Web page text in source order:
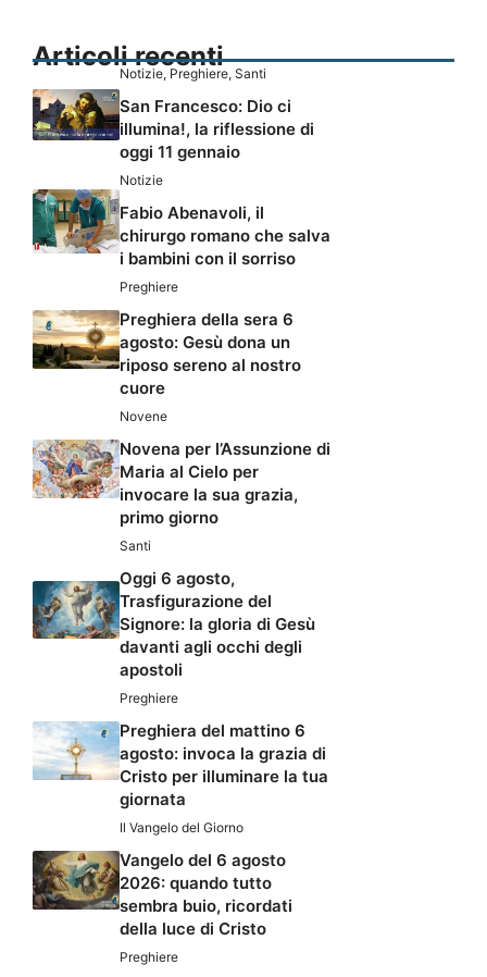
Articoli recenti
Notizie, Preghiere, Santi
San Francesco: Dio ci
illumina!, la riflessione di
oggi 11 gennaio
Notizie
Fabio Abenavoli, il
chirurgo romano che salva
i bambini con il sorriso
Preghiere
Preghiera della sera 6
agosto: Gesù dona un
riposo sereno al nostro
cuore
Novene
Novena per l’Assunzione di
Maria al Cielo per
invocare la sua grazia,
primo giorno
Santi
Oggi 6 agosto,
Trasfigurazione del
Signore: la gloria di Gesù
davanti agli occhi degli
apostoli
Preghiere
Preghiera del mattino 6
agosto: invoca la grazia di
Cristo per illuminare la tua
giornata
Il Vangelo del Giorno
Vangelo del 6 agosto
2026: quando tutto
sembra buio, ricordati
della luce di Cristo
Preghiere